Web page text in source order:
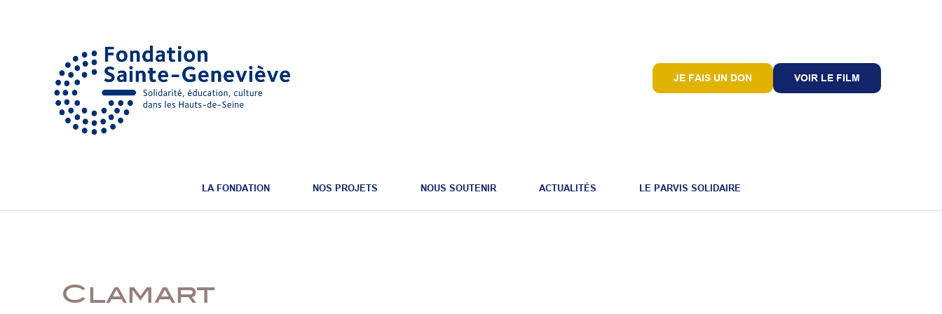
JE FAIS UN DON VOIR LE FILM
LA FONDATION NOS PROJETS NOUS SOUTENIR ACTUALITÉS LE PARVIS SOLIDAIRE
Clamart